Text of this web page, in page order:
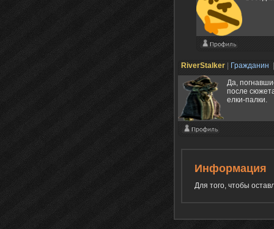
RiverStalker Гражданин
Да,
после
елки-палки.
Информация
Для того, чтобы